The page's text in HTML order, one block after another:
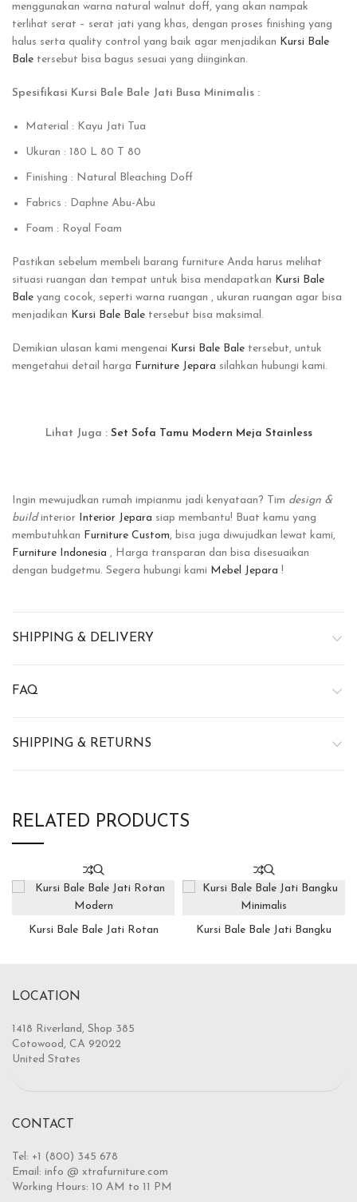
menggunakan warna natural walnut doff, yang akan nampak
terlihat serat – serat jati yang khas, dengan proses finishing yang
halus serta quality control yang baik agar menjadikan Kursi Bale
Bale tersebut bisa bagus sesuai yang diinginkan.
Spesifikasi Kursi Bale Bale Jati Busa Minimalis :
Material : Kayu Jati Tua
Ukuran : 180 L 80 T 80
Finishing : Natural Bleaching Doff
Fabrics : Daphne Abu-Abu
Foam : Royal Foam
Pastikan sebelum membeli barang furniture Anda harus melihat
situasi ruangan dan tempat untuk bisa mendapatkan Kursi Bale
Bale yang cocok, seperti warna ruangan , ukuran ruangan agar bisa
menjadikan Kursi Bale Bale tersebut bisa maksimal.
Demikian ulasan kami mengenai Kursi Bale Bale tersebut, untuk
mengetahui detail harga Furniture Jepara silahkan hubungi kami.
Lihat Juga : Set Sofa Tamu Modern Meja Stainless
Ingin mewujudkan rumah impianmu jadi kenyataan? Tim design &
buildinterior Interior Jepara siap membantu! Buat kamu yang
membutuhkan Furniture Custom, bisa juga diwujudkan lewat kami,
Furniture Indonesia , Harga transparan dan bisa disesuaikan
dengan budgetmu. Segera hubungi kami Mebel Jepara !
SHIPPING & DELIVERY
FAQ
SHIPPING & RETURNS
RELATED PRODUCTS
Kursi Bale Bale Jati Rotan
Kursi Bale Bale Jati Bangku
LOCATION
1418 Riverland, Shop 385
Cotowood, CA 92022
United States
CONTACT
Tel: +1 (800) 345 678
Email: info @ xtrafurniture.com
Working Hours: 10 AM to 11 PM